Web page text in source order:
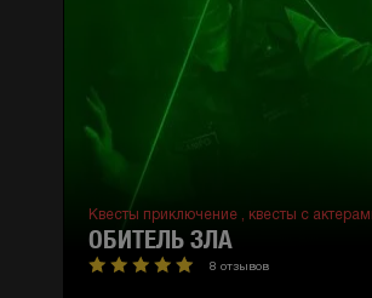
Квесты приключение , квесты с
ОБИТЕЛЬ ЗЛА
8 отзывов